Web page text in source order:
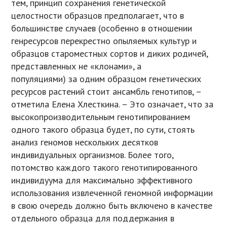
тем, принцип сохранения генетической
целостности образцов предполагает, что в
большинстве случаев (особенно в отношении
генресурсов перекрестно опыляемых культур и
образцов староместных сортов и диких родичей,
представленных не «клонами», а
популяциями) за одним образцом генетических
ресурсов растений стоит ансамбль генотипов, –
отметила Елена Хлесткина. – Это означает, что за
высокопроизводительным генотипированием
одного такого образца будет, по сути, стоять
анализ геномов нескольких десятков
индивидуальных организмов. Более того,
потомство каждого такого генотипированного
индивидуума для максимально эффективного
использования извлеченной геномной информации
в свою очередь должно быть включено в качестве
отдельного образца для поддержания в